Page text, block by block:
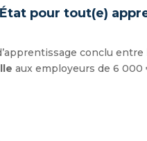
pour tout(e)
conclu entre
aux employeurs de 6 000